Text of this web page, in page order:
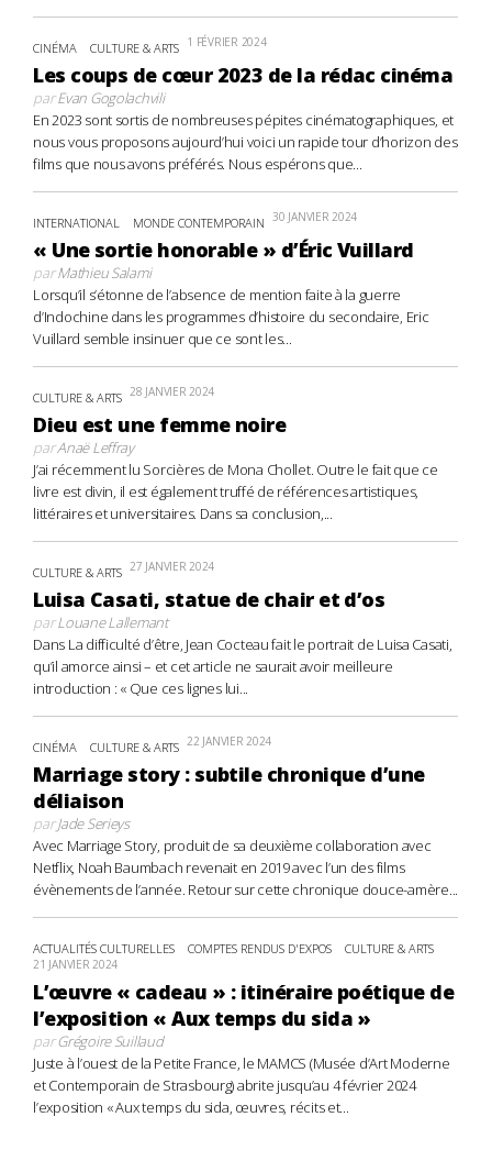
CINÉMA CULTURE & ARTS 1 FÉVRIER 2024
Les coups de cœur 2023 de la rédac cinéma
parEvan Gogolachvili
En 2023 sont sortis de nombreuses pépites cinématographiques, et
nous vous proposons aujourd’hui voici un rapide tour d’horizon des
films que nous avons préférés. Nous espérons que...
INTERNATIONAL MONDE CONTEMPORAIN 30 JANVIER 2024
« Une sortie honorable » d’Éric Vuillard
parMathieu Salami
Lorsqu’il s’étonne de l’absence de mention faite à la guerre
d’Indochine dans les programmes d’histoire du secondaire, Eric
Vuillard semble insinuer que ce sont les...
CULTURE & ARTS 28 JANVIER 2024
Dieu est une femme noire
parAnaë Leffray
J’ai récemment lu Sorcières de Mona Chollet. Outre le fait que ce
livre est divin, il est également truffé de références artistiques,
littéraires et universitaires. Dans sa conclusion,...
CULTURE & ARTS 27 JANVIER 2024
Luisa Casati, statue de chair et d’os
parLouane Lallemant
Dans La difficulté d’être, Jean Cocteau fait le portrait de Luisa Casati,
qu’il amorce ainsi – et cet article ne saurait avoir meilleure
introduction : « Que ces lignes lui...
CINÉMA CULTURE & ARTS 22 JANVIER 2024
Marriage story : subtile chronique d’une
déliaison
parJade Serieys
Avec Marriage Story, produit de sa deuxième collaboration avec
Netflix, Noah Baumbach revenait en 2019 avec l’un des films
évènements de l’année. Retour sur cette chronique douce-amère...
ACTUALITÉS CULTURELLES COMPTES RENDUS D'EXPOS CULTURE & ARTS
21 JANVIER 2024
L’œuvre « cadeau » : itinéraire poétique de
l’exposition « Aux temps du sida »
parGrégoire Suillaud
Juste à l’ouest de la Petite France, le MAMCS (Musée d’Art Moderne
et Contemporain de Strasbourg) abrite jusqu’au 4 février 2024
l’exposition « Aux temps du sida, œuvres, récits et...